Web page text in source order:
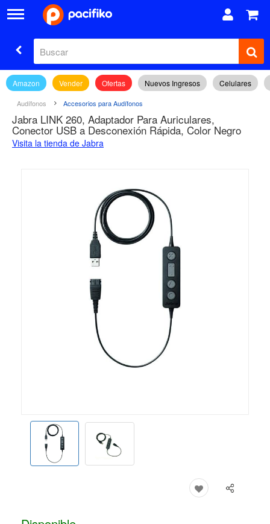
Amazon Vender Ofertas Nuevos Ingresos Celulares
Audífonos Accesorios para Audífonos
Jabra LINK 260, Adaptador Para Auriculares,
Conector USB a Desconexión Rápida, Color Negro
Visita la tienda de Jabra